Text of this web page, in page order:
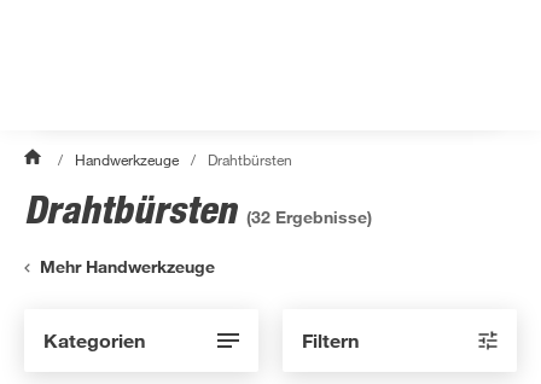
/ Handwerkzeuge / Drahtbürsten
Drahtbürsten (32 Ergebnisse)
Mehr Handwerkzeuge
Kategorien Filtern